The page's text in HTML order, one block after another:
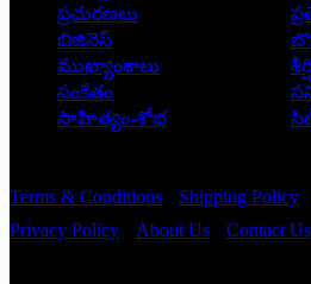
ప్రచురణలు
బిజినెస్
ముఖ్యాంశాలు
సంకేతం
సాహిత్యం-శోభ
Terms & Conditions Shipping Policy
Privacy Policy
About Us Contact Us